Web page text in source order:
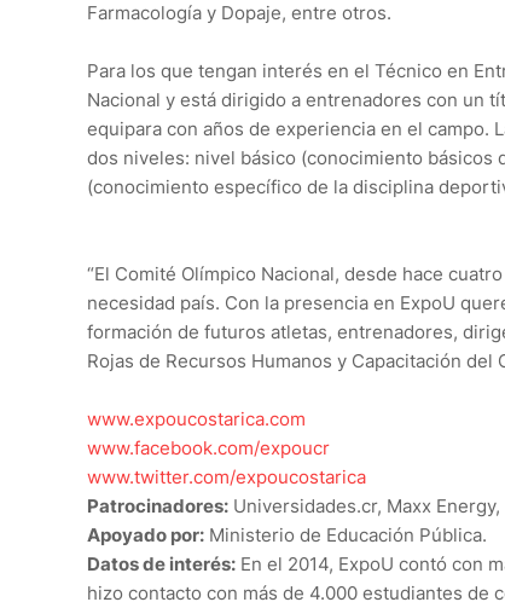
Farmacología y Dopaje, entre otros.
Para los que tengan interés en el Técnico en
Nacional y está dirigido a entrenadores con un
equipara con años de experiencia en el campo.
dos niveles: nivel básico (conocimiento
(conocimiento específico de la disciplina
“El Comité Olímpico Nacional, desde hace
necesidad país. Con la presencia en ExpoU
formación de futuros atletas, entrenadores,
Rojas de Recursos Humanos y Capacitación del
www.expoucostarica.com
www.facebook.com/expoucr
www.twitter.com/expoucostarica
Patrocinadores: Universidades.cr, Maxx
Apoyado por: Ministerio de Educación Pública.
Datos de interés: En el 2014, ExpoU contó con
hizo contacto con más de 4.000 estudiantes de